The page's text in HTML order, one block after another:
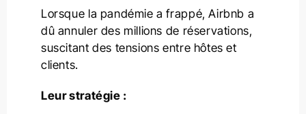
Lorsque la pandémie a frappé, Airbnb a
dû annuler des millions de réservations,
suscitant des tensions entre hôtes et
clients.
Leur stratégie :